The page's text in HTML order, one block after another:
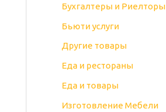
Бухгалтеры и Риелторы
Бьюти услуги
Другие товары
Еда и рестораны
Еда и товары
Изготовление Мебели